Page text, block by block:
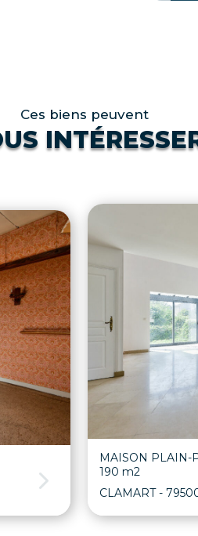
Ces biens peuvent
MAISON PLAIN-
190 m2
CLAMART-